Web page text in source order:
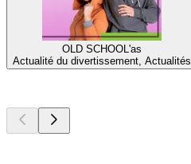
OLD SCHOOL'as
Actualité du divertissement, Actualités